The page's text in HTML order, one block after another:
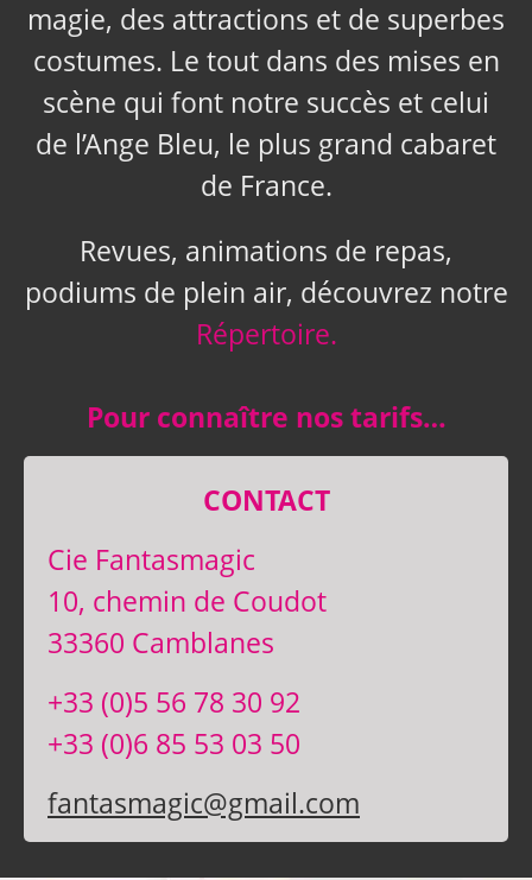
magie, des attractions et de superbes
costumes. Le tout dans des mises en
scène qui font notre succès et celui
de l’Ange Bleu, le plus grand cabaret
de France.
Revues, animations de repas,
podiums de plein air, découvrez notre
Répertoire.
Pour connaître nos tarifs…
CONTACT
Cie Fantasmagic
10, chemin de Coudot
33360 Camblanes
+33 (0)5 56 78 30 92
+33 (0)6 85 53 03 50
fantasmagic@gmail.com